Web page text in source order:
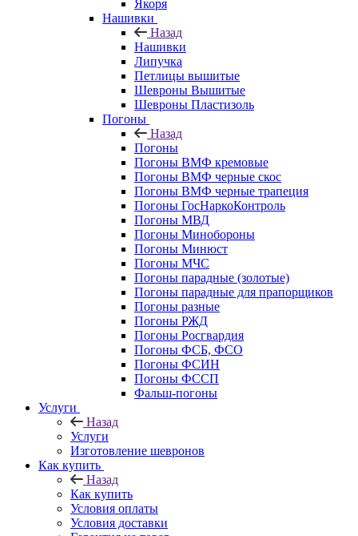
Якоря
Нашивки
Назад
Нашивки
Липучка
Петлицы вышитые
Шевроны Вышитые
Шевроны Пластизоль
Погоны
Назад
Погоны
Погоны ВМФ кремовые
Погоны ВМФ черные скос
Погоны ВМФ черные трапеция
Погоны ГосНаркоКонтроль
Погоны МВД
Погоны Минобороны
Погоны Минюст
Погоны МЧС
Погоны парадные (золотые)
Погоны парадные для прапорщиков
Погоны разные
Погоны РЖД
Погоны Росгвардия
Погоны ФСБ, ФСО
Погоны ФСИН
Погоны ФССП
Фальш-погоны
Услуги
Назад
Услуги
Изготовление шевронов
Как купить
Назад
Как купить
Условия оплаты
Условия доставки